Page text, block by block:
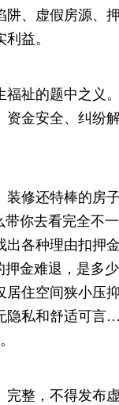
、虚假房源、
益。
祉的题中之义
金安全、纠纷
修还特棒的房
你去看完全不
各种理由扣押
金难退，是多
住空间狭小压
隐私和舒适可
整，不得发布